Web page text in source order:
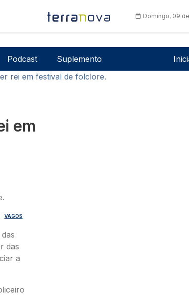
Domingo, 09
Podcast Suplemento
rei em festival de folclore.
em
VAGOS
das
a